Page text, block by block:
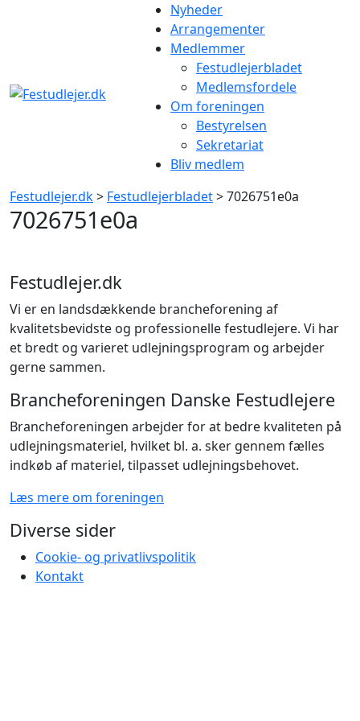
Nyheder
Arrangementer
Medlemmer
Festudlejerbladet
Medlemsfordele
Om foreningen
Bestyrelsen
Sekretariat
Bliv medlem
Festudlejer.dk> Festudlejerbladet> 7026751e0a
7026751e0a
Festudlejer.dk
Vi er en landsdækkende brancheforening af
kvalitetsbevidste og professionelle festudlejere. Vi har
et bredt og varieret udlejningsprogram og arbejder
gerne sammen.
Brancheforeningen Danske Festudlejere
Brancheforeningen arbejder for at bedre kvaliteten på
udlejningsmateriel, hvilket bl. a. sker gennem fælles
indkøb af materiel, tilpasset udlejningsbehovet.
Læs mere om foreningen
Diverse sider
Cookie- og privatlivspolitik
Kontakt